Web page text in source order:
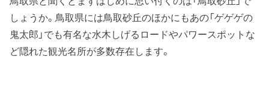
しょうか。鳥取県には鳥取砂丘のほかにもあの「ゲゲゲの
鬼太郎」でも有名な水木しげるロードやパワースポットな
ど隠れた観光名所が多数存在します。